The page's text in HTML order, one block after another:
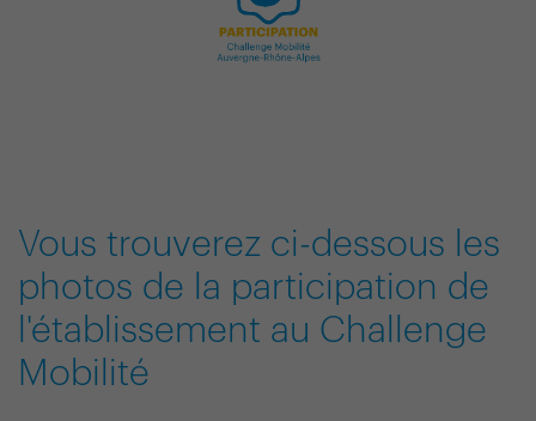
Vous trouverez ci-dessous les
photos de la participation de
l'établissement au Challenge
Mobilité